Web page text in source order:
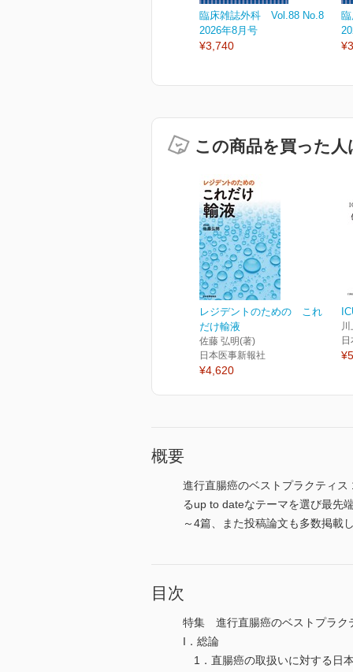
臨床雑誌外科 Vol.88 No.8
2026年8月号
¥3,740
この商品を買った
レジデントのための これ
だけ輸液
佐藤 弘明(著)
日本医事新報社
¥4,620
概要
進行直腸癌のベストプラクティ
るup to dateなテーマを選び最先
～4篇、また投稿論文も多数掲載
目次
特集 進行直腸癌のベストプラク
I．総論
1．直腸癌の取扱いに対する日